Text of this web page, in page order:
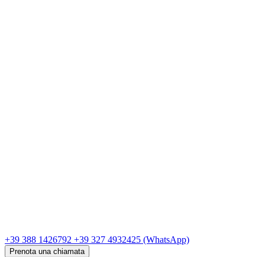
+39 388 1426792 +39 327 4932425 (WhatsApp)
Prenota una chiamata